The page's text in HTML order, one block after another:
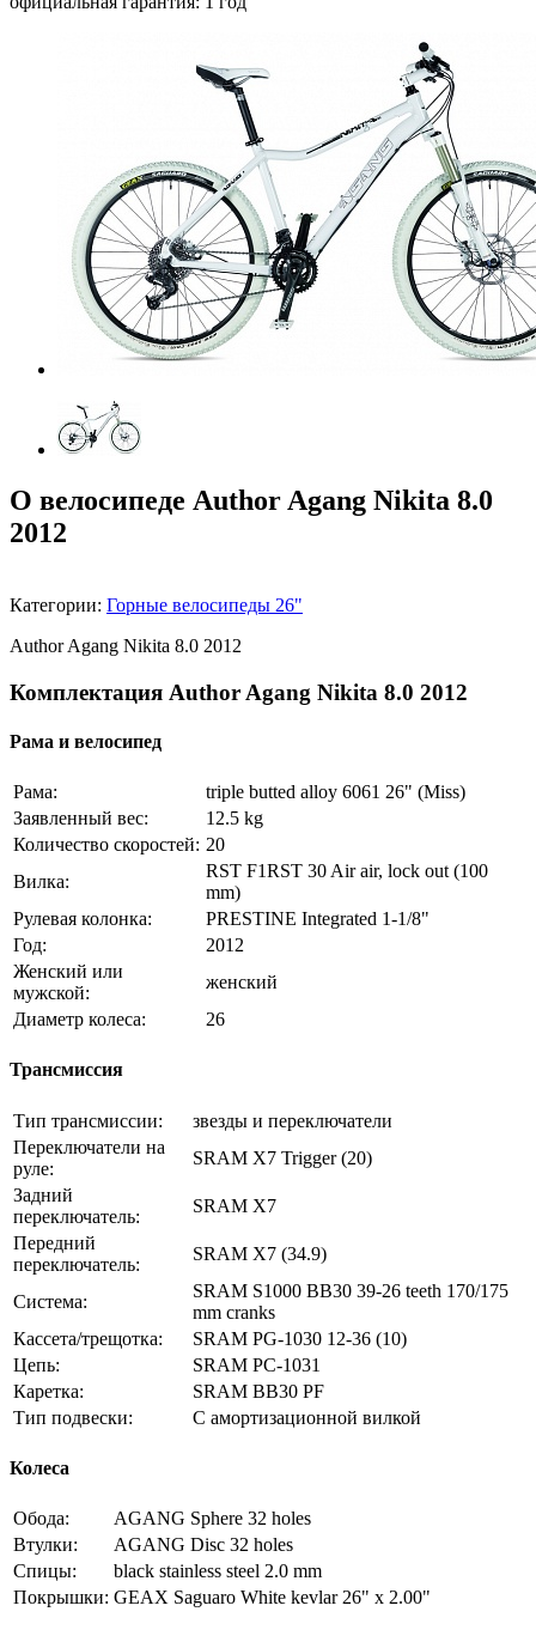
О велосипеде Author Agang Nikita 8.0
2012
Категории: Горные велосипеды 26"
Author Agang Nikita 8.0 2012
Комплектация Author Agang Nikita 8.0 2012
Рама и велосипед
Рама:
triple butted alloy 6061 26" (Miss)
Заявленный вес:
12.5 kg
Количество скоростей: 20
Вилка:
RST F1RST 30 Air air, lock out (100
mm)
Рулевая колонка:
PRESTINE Integrated 1-1/8"
Год:
2012
Женский или
мужской:
женский
Диаметр колеса:
26
Трансмиссия
Тип трансмиссии:
звезды и переключатели
Переключатели на
руле:
SRAM X7 Trigger (20)
Задний
переключатель:
SRAM X7
Передний
переключатель:
SRAM X7 (34.9)
Система:
SRAM S1000 BB30 39-26 teeth 170/175
mm cranks
Кассета/трещотка:
SRAM PG-1030 12-36 (10)
Цепь:
SRAM PC-1031
Каретка:
SRAM BB30 PF
Тип подвески:
С амортизационной вилкой
Колеса
Обода:
AGANG Sphere 32 holes
Втулки:
AGANG Disc 32 holes
Спицы:
black stainless steel 2.0 mm
Покрышки: GEAX Saguaro White kevlar 26" x 2.00"